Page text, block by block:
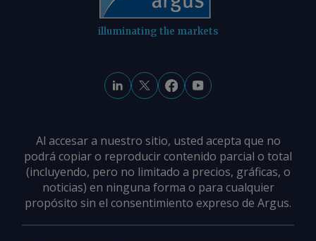
illuminating the markets
Al accesar a nuestro sitio, usted acepta que no
podrá copiar o reproducir contenido parcial o total
(incluyendo, pero no limitado a precios, gráficas, o
noticias) en ninguna forma o para cualquier
propósito sin el consentimiento expreso de Argus.